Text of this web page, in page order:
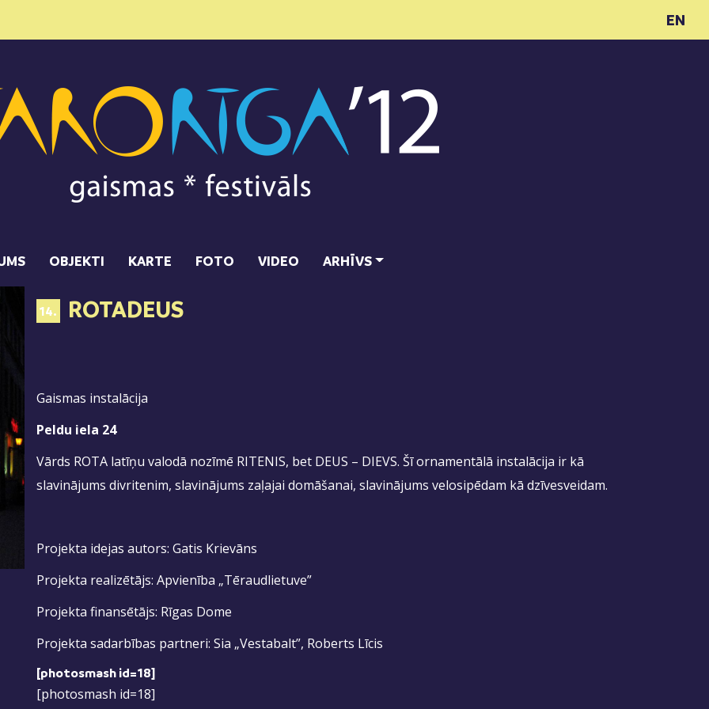
EN
OBJEKTI KARTE FOTO VIDEO ARHĪVS
14. ROTADEUS
Gaismas instalācija
Peldu iela 24
Vārds ROTA latīņu valodā nozīmē RITENIS, bet DEUS – DIEVS. Šī ornamentālā instalācija ir kā
slavinājums divritenim, slavinājums zaļajai domāšanai, slavinājums velosipēdam kā dzīvesveidam.
Projekta idejas autors: Gatis Krievāns
Projekta realizētājs: Apvienība „Tēraudlietuve”
Projekta finansētājs: Rīgas Dome
Projekta sadarbības partneri: Sia „Vestabalt”, Roberts Līcis
[photosmash id=18]
[photosmash id=18]